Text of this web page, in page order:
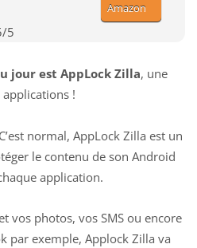
/5
Amazon
jour est AppLock Zilla, une
!
normal, AppLock Zilla est un
le contenu de son Android
application.
vos photos, vos SMS ou encore
par exemple, Applock Zilla va